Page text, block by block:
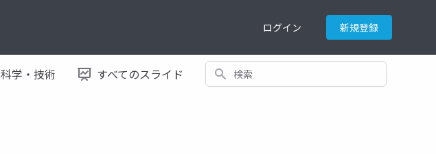
ログイン 新規登録
科学・技術 すべてのスライド 検索